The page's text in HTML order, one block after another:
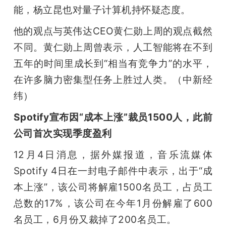
能，杨立昆也对量子计算机持怀疑态度。
他的观点与英伟达CEO黄仁勋上周的观点截然
不同。黄仁勋上周曾表示，人工智能将在不到
五年的时间里成长到“相当有竞争力”的水平，
在许多脑力密集型任务上胜过人类。（中新经
纬）
Spotify宣布因“成本上涨”裁员1500人，此前
公司首次实现季度盈利
12月4日消息，据外媒报道，音乐流媒体
Spotify 4日在一封电子邮件中表示，出于“成
本上涨”，该公司将解雇1500名员工，占员工
总数的17%，该公司在今年1月份解雇了600
名员工，6月份又裁掉了200名员工。